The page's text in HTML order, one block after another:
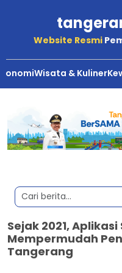
Website Resmi
Wisata & Kuliner
Sejak 2021,
Mempermudah
Tangerang